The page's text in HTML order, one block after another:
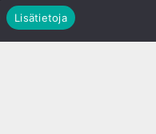
Lisätietoja